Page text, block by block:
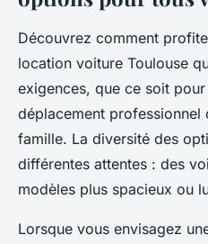
Découvrez comment
location voiture Toulouse
exigences, que ce soit
déplacement professionnel
famille. La diversité des
différentes attentes : des
modèles plus spacieux ou
Lorsque vous envisagez